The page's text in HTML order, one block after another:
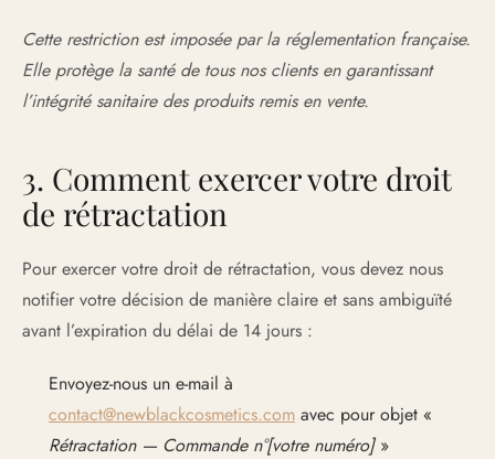
Cette restriction est imposée par la réglementation française.
Elle protège la santé de tous nos clients en garantissant
l’intégrité sanitaire des produits remis en vente.
3. Comment exercer votre droit
de rétractation
Pour exercer votre droit de rétractation, vous devez nous
notifier votre décision de manière claire et sans ambiguïté
avant l’expiration du délai de 14 jours :
Envoyez-nous un e-mail à
contact@newblackcosmetics.com avec pour objet «
Rétractation — Commande n°[votre numéro]»